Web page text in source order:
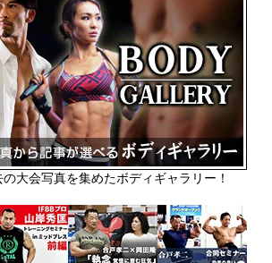
の大会写真を集めたボディギャラリー！